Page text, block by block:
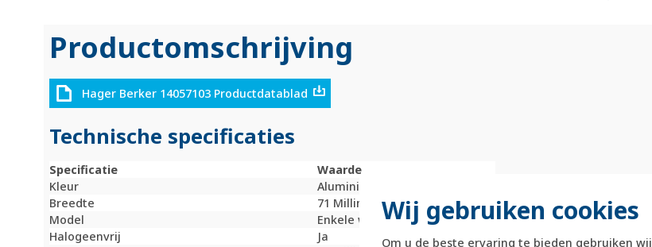
Wij gebruiken cookies
Om u de beste ervaring te bieden gebruiken wij
Productomschrijving
Hager Berker 14057103 Productdatablad
Technische specificaties
Specificatie
Waarde
Kleur
Aluminium
Breedte
71 Millimeter (mm)
Model
Enkele wip
Halogeenvrij
Ja